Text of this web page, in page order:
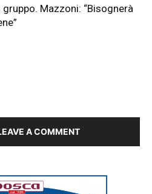
gruppo. Mazzoni: “Bisognerà
A COMMENT